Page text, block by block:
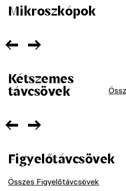
Mikroszkópok
Kétszemes
távcsövek
Figyelőtávcsövek
Összes Figyelőtávcsövek